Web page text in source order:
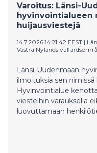
Varoitus: Länsi-
hyvinvointialueen
huijausviestejä
14.7.2026 14:21:42 EEST |
Västra Nylands
Länsi-Uudenmaan
ilmoituksia sen
Hyvinvointialue
viesteihin varauksella
luovuttamaan